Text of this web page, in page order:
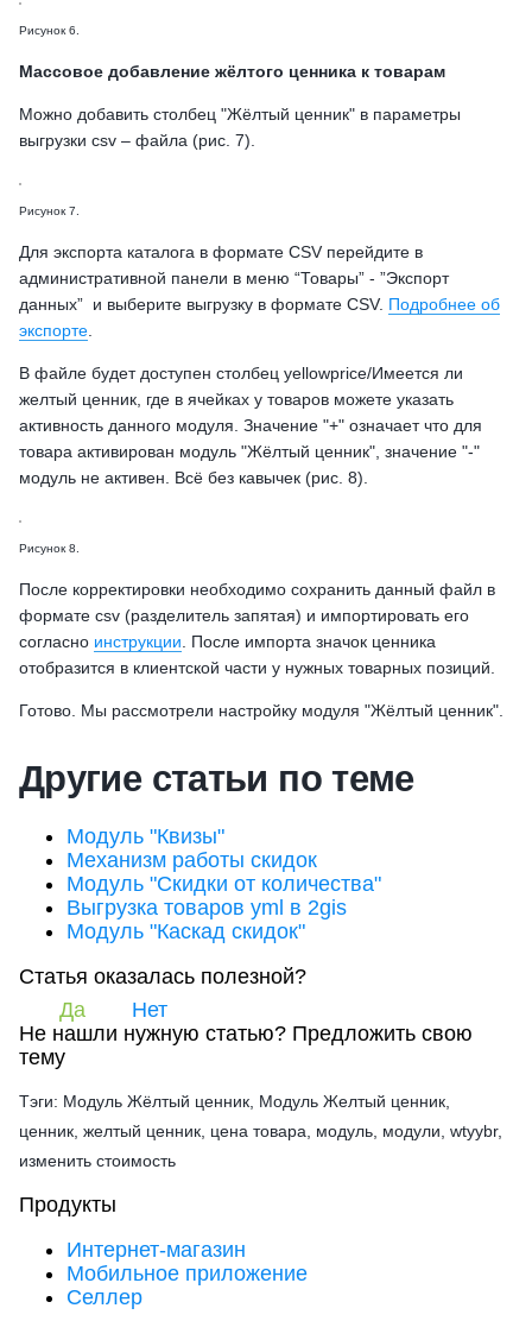
Рисунок 6.
Массовое добавление жёлтого ценника к товарам
Можно добавить столбец "Жёлтый ценник" в параметры
выгрузки csv – файла (рис. 7).
Рисунок 7.
Для экспорта каталога в формате CSV перейдите в
административной панели в меню “Товары” - ”Экспорт
данных” и выберите выгрузку в формате CSV. Подробнее об
экспорте
В файле будет доступен столбец yellowprice/Имеется ли
желтый ценник, где в ячейках у товаров можете указать
активность данного модуля. Значение "+" означает что для
товара активирован модуль "Жёлтый ценник", значение "-"
модуль не активен. Всё без кавычек (рис. 8).
Рисунок 8.
После корректировки необходимо сохранить данный файл в
формате csv (разделитель запятая) и импортировать его
согласно инструкции . После импорта значок ценника
отобразится в клиентской части у нужных товарных позиций.
Готово. Мы рассмотрели настройку модуля "Жёлтый ценник".
Другие статьи по теме
Модуль "Квизы"
Механизм работы скидок
Модуль "Скидки от количества"
Выгрузка товаров yml в 2gis
Модуль "Каскад скидок"
Статья оказалась полезной?
Да
Нет
Не нашли нужную статью? Предложить свою
тему
Тэги: Модуль Жёлтый ценник, Модуль Желтый ценник,
ценник, желтый ценник, цена товара, модуль, модули, wtyybr,
изменить стоимость
Продукты
Интернет-магазин
Мобильное приложение
Селлер